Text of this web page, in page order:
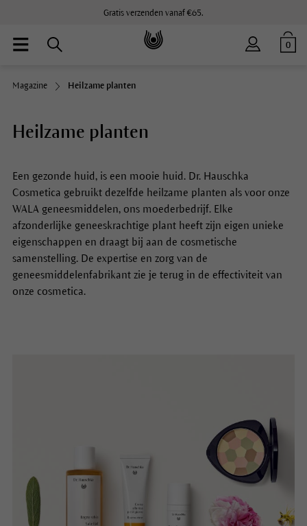
Gratis verzenden vanaf €65.
0
Magazine Heilzame planten
Heilzame planten
Een gezonde huid, is een mooie huid. Dr. Hauschka
Cosmetica gebruikt dezelfde heilzame planten als voor onze
WALA geneesmiddelen, ons moederbedrijf. Elke
afzonderlijke geneeskrachtige plant heeft zijn eigen unieke
eigenschappen en draagt bij aan de cosmetische
samenstelling. De expertise en zorg van de
geneesmiddelenfabrikant zie je terug in de effectiviteit van
onze cosmetica.